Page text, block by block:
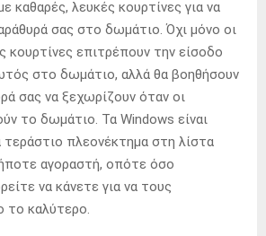
καθαρές, λευκές κουρτίνες για να
σας στο δωμάτιο. Όχι μόνο οι
κουρτίνες επιτρέπουν την είσοδο
στο δωμάτιο, αλλά θα βοηθήσουν
σας να ξεχωρίζουν όταν οι
το δωμάτιο. Τα Windows είναι
πλεονέκτημα στη λίστα
αγοραστή, οπότε όσο
να κάνετε για να τους
το καλύτερο.